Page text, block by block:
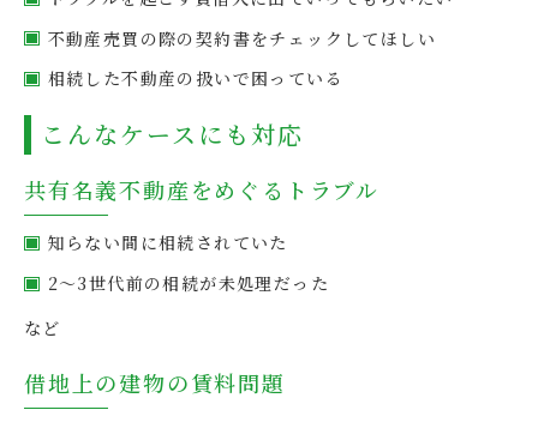
不動産売買の際の契約書をチェックしてほしい
相続した不動産の扱いで困っている
こんなケースにも対応
共有名義不動産をめぐるトラブル
知らない間に相続されていた
2～3世代前の相続が未処理だった
など
借地上の建物の賃料問題